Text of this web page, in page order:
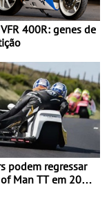
400R: genes de
podem regressar
Man TT em 2027